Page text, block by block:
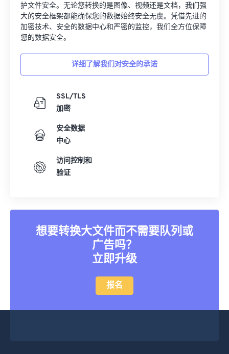
护文件安全。无论您转换的是图像、视频还是文档，我们强
大的安全框架都能确保您的数据始终安全无虞。凭借先进的
加密技术、安全的数据中心和严密的监控，我们全方位保障
您的数据安全。
详细了解我们对安全的承诺
SSL/TLS
加密
安全数据
中心
访问控制和
验证
想要转换大文件而不需要队列或
广告吗？
立即升级
报名